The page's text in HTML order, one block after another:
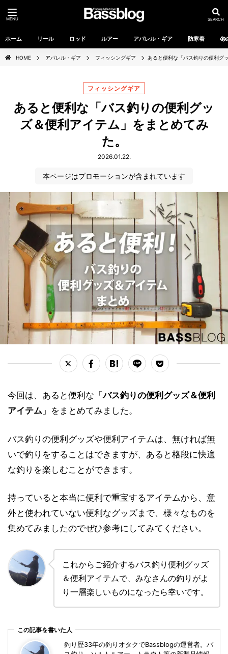
ホーム リール ロッド ルアー アパレル・ギア 防寒着 冬
MENU SEARCH
HOME アパレル・ギア フィッシングギア あると便利な「バス釣りの便利グ
あると便利な「バス釣りの便利グッ
ズ＆便利アイテム」をまとめてみ
た。
フィッシングギア
2026.01.22.
今回は、あると便利な「バス釣りの便利グッズ＆便利
アイテム 」をまとめてみました。
バス釣りの便利グッズや便利アイテムは、無ければ無
いで釣りをすることはできますが、あると格段に快適
な釣りを楽しむことができます。
持っていると本当に便利で重宝するアイテムから、意
外と使われていない便利なグッズまで、様々なものを
集めてみましたのでぜひ参考にしてみてください。
これからご紹介するバス釣り便利グッズ
＆便利アイテムで、みなさんの釣りがよ
り一層楽しいものになったら幸いです。
この記事を書いた人
釣り歴33年の釣りオタクでBassblogの運営者。バ